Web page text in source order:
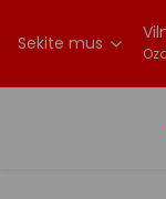
Sekite mus